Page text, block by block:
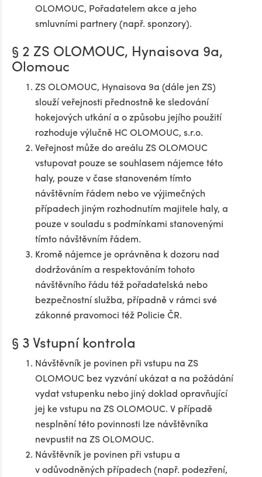
OLOMOUC, Pořadatelem akce a jeho
smluvními partnery (např. sponzory).
§ 2 ZS OLOMOUC, Hynaisova 9a,
Olomouc
ZS OLOMOUC, Hynaisova 9a (dále jen ZS)
slouží veřejnosti přednostně ke sledování
hokejových utkání a o způsobu jejího použití
rozhoduje výlučně HC OLOMOUC, s.r.o.
Veřejnost může do areálu ZS OLOMOUC
vstupovat pouze se souhlasem nájemce této
haly, pouze v čase stanoveném tímto
návštěvním řádem nebo ve výjimečných
případech jiným rozhodnutím majitele haly, a
pouze v souladu s podmínkami stanovenými
tímto návštěvním řádem.
Kromě nájemce je oprávněna k dozoru nad
dodržováním a respektováním tohoto
návštěvního řádu též pořadatelská nebo
bezpečnostní služba, případně v rámci své
zákonné pravomoci též Policie ČR.
§ 3 Vstupní kontrola
Návštěvník je povinen při vstupu na ZS
OLOMOUC bez vyzvání ukázat a na požádání
vydat vstupenku nebo jiný doklad opravňující
jej ke vstupu na ZS OLOMOUC. V případě
nesplnění této povinnosti lze návštěvníka
nevpustit na ZS OLOMOUC.
Návštěvník je povinen při vstupu a
v odůvodněných případech (např. podezření,